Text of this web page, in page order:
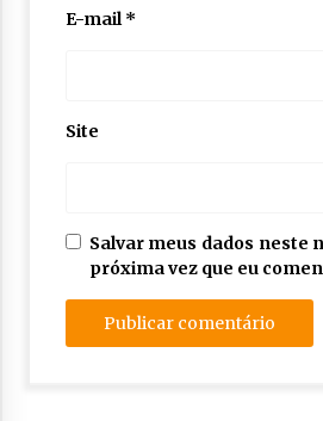
E-mail*
Site
Salvar meus dados neste
próxima vez que eu